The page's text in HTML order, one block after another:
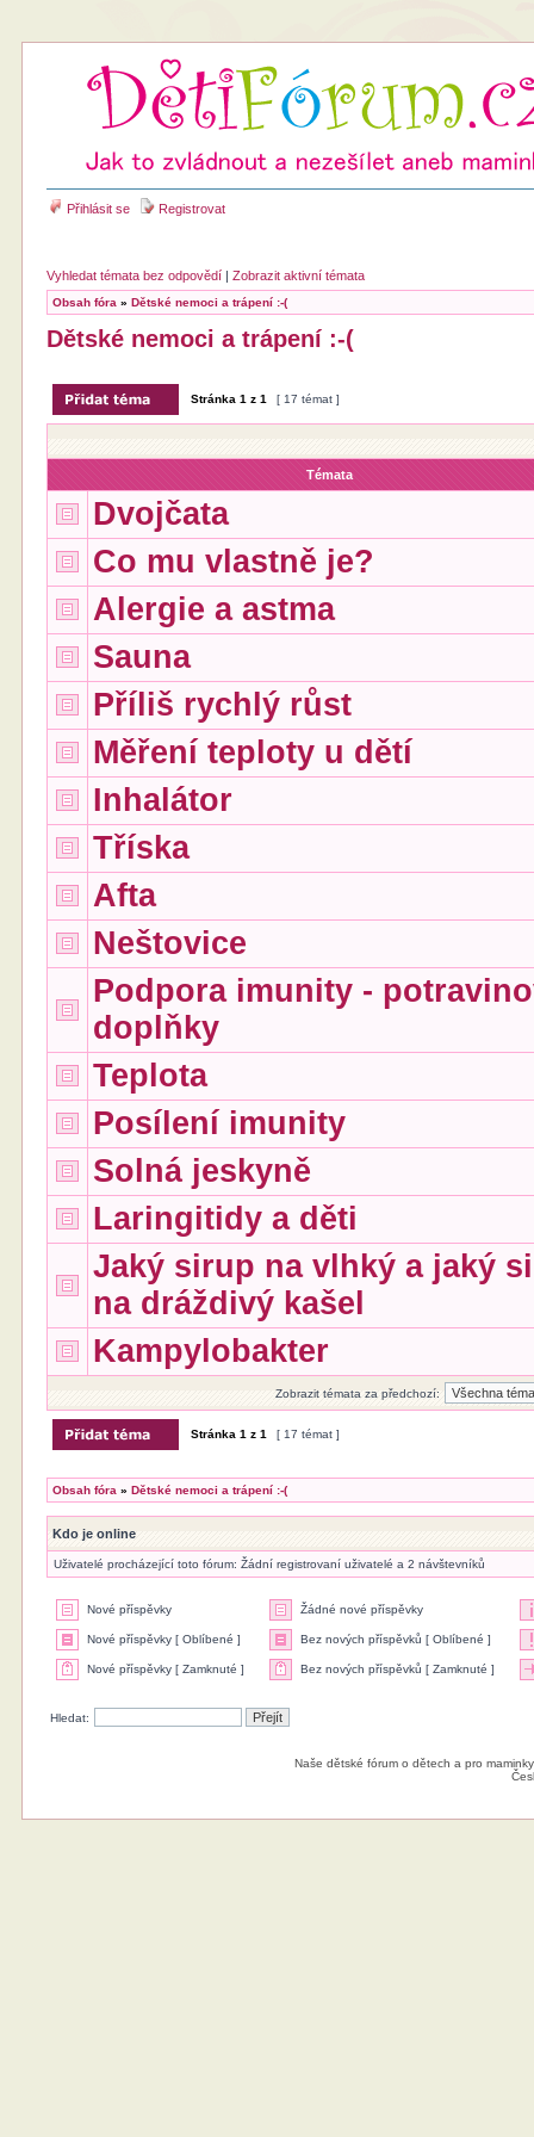
Přihlásit se Registrovat
Vyhledat témata bez odpovědí |Zobrazit aktivní témata
Obsah fóra »Dětské nemoci a trápení :-(
Dětské nemoci a trápení :-(
Stránka1 z1 [ 17 témat ]
Témata
Dvojčata
Co mu vlastně je?
Alergie a astma
Sauna
Příliš rychlý růst
Měření teploty u dětí
Inhalátor
Tříska
Afta
Neštovice
Podpora imunity -
doplňky
Teplota
Posílení imunity
Solná jeskyně
Laringitidy a děti
Jaký sirup na vlhký a jaký
na dráždivý kašel
Kampylobakter
Zobrazit témata za předchozí:
Stránka1 z1 [ 17 témat ]
Obsah fóra »Dětské nemoci a trápení :-(
Kdo je online
Uživatelé procházející toto fórum: Žádní registrovaní uživatelé a 2 návštevníků
Nové příspěvky Žádné nové příspěvky
Nové příspěvky [ Oblíbené ] Bez nových příspěvků [ Oblíbené ]
Nové příspěvky [ Zamknuté ] Bez nových příspěvků [ Zamknuté ]
Hledat:
Naše dětské fórum o dětech a pro